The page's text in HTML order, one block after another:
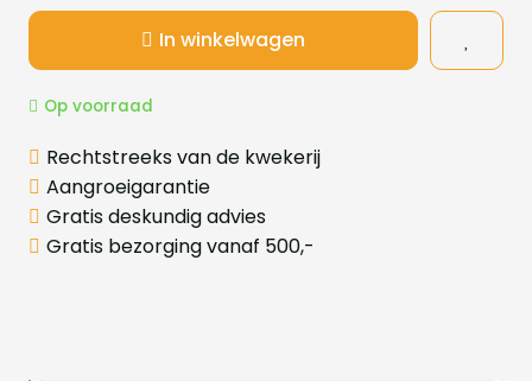
In winkelwagen
Op voorraad
Rechtstreeks van de kwekerij
Aangroeigarantie
Gratis deskundig advies
Gratis bezorging vanaf 500,-